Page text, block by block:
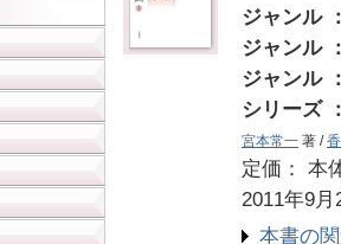
ジャンル
ジャンル
ジャンル
シリーズ
宮本常一 著 /
定価：
2011年9月
本書の